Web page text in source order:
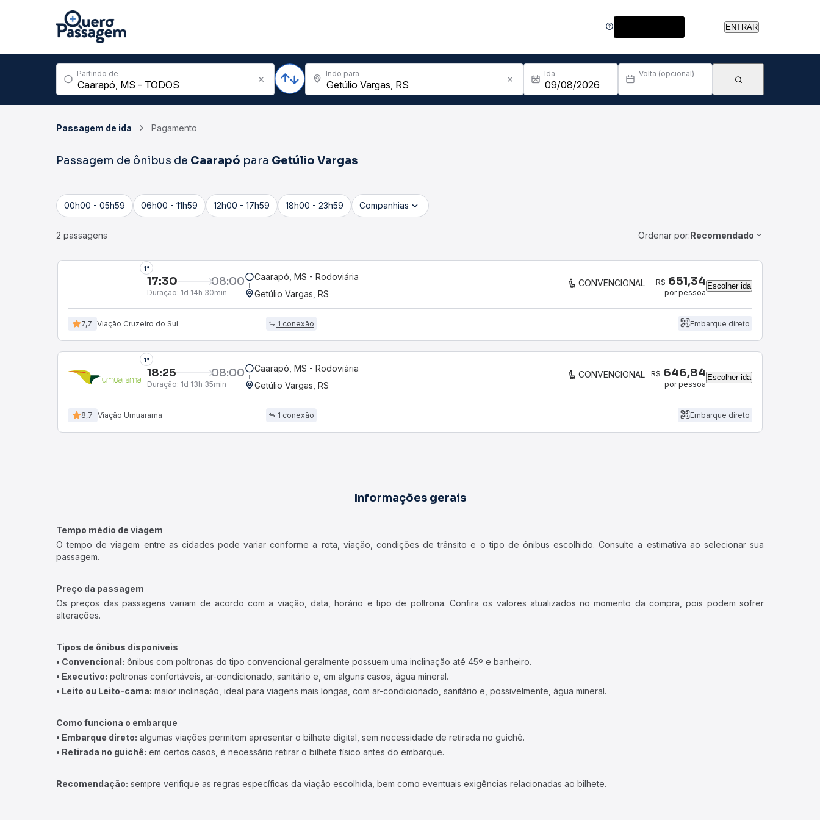
ENTRAR
Partindo de Indo para Ida Volta (opcional)
Passagem de ida Pagamento
Passagem de ônibus de Caarapó para Getúlio Vargas
00h00 - 05h59 06h00 - 11h59 12h00 - 17h59 18h00 - 23h59 Companhias
2 passagens Ordenar por:Recomendado
1°
17:30 08:00
Duração: 1d 14h 30min
Caarapó, MS - Rodoviária
Getúlio Vargas, RS
CONVENCIONAL R$ 651,34
por pessoa
Escolher ida
7,7 Viação Cruzeiro do Sul 1 conexão Embarque direto
1°
18:25 08:00
Duração: 1d 13h 35min
Caarapó, MS - Rodoviária
Getúlio Vargas, RS
CONVENCIONAL R$ 646,84
por pessoa
Escolher ida
8,7 Viação Umuarama 1 conexão Embarque direto
Informações gerais
Tempo médio de viagem
O tempo de viagem entre as cidades pode variar conforme a rota, viação, condições de trânsito e o tipo de ônibus escolhido. Consulte a estimativa ao selecionar sua
passagem.
Preço da passagem
Os preços das passagens variam de acordo com a viação, data, horário e tipo de poltrona. Confira os valores atualizados no momento da compra, pois podem sofrer
alterações.
Tipos de ônibus disponíveis
• Convencional: ônibus com poltronas do tipo convencional geralmente possuem uma inclinação até 45º e banheiro.
• Executivo: poltronas confortáveis, ar-condicionado, sanitário e, em alguns casos, água mineral.
• Leito ou Leito-cama: maior inclinação, ideal para viagens mais longas, com ar-condicionado, sanitário e, possivelmente, água mineral.
Como funciona o embarque
• Embarque direto: algumas viações permitem apresentar o bilhete digital, sem necessidade de retirada no guichê.
• Retirada no guichê: em certos casos, é necessário retirar o bilhete físico antes do embarque.
Recomendação: sempre verifique as regras específicas da viação escolhida, bem como eventuais exigências relacionadas ao bilhete.